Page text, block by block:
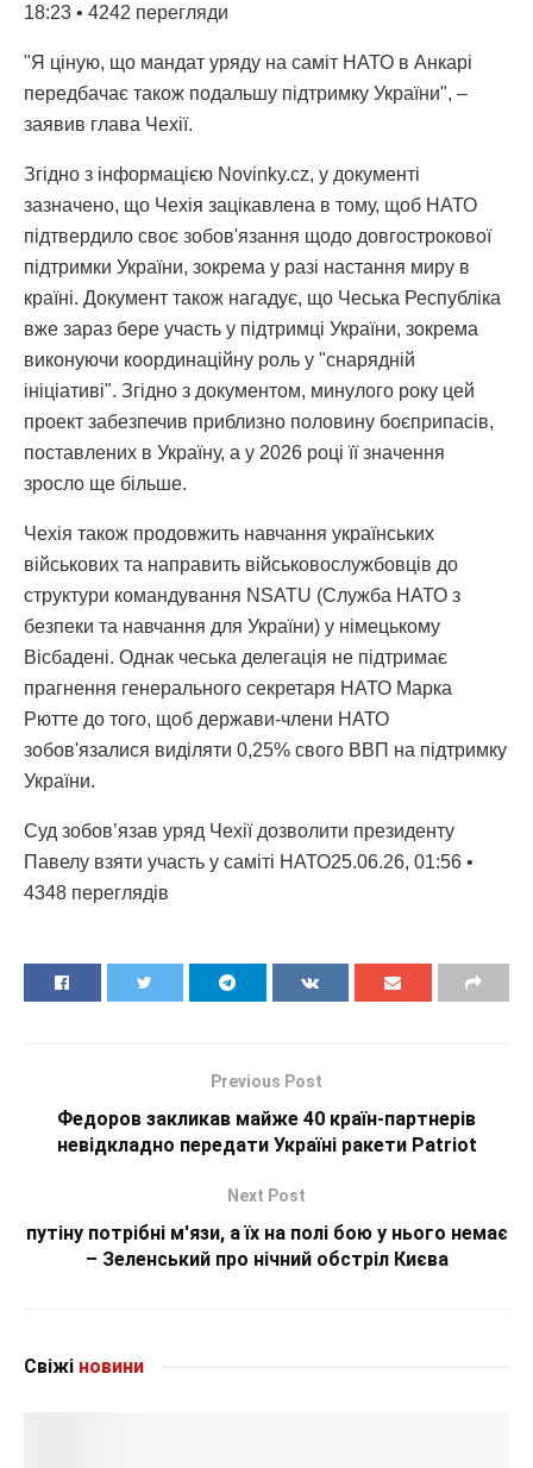
18:23 • 4242 перегляди
"Я ціную, що мандат уряду на саміт НАТО в Анкарі
передбачає також подальшу підтримку України", –
заявив глава Чехії.
Згідно з інформацією Novinky.cz, у документі
зазначено, що Чехія зацікавлена ​​в тому, щоб НАТО
підтвердило своє зобов'язання щодо довгострокової
підтримки України, зокрема у разі настання миру в
країні. Документ також нагадує, що Чеська Республіка
вже зараз бере участь у підтримці України, зокрема
виконуючи координаційну роль у "снарядній
ініціативі". Згідно з документом, минулого року цей
проект забезпечив приблизно половину боєприпасів,
поставлених в Україну, а у 2026 році її значення
зросло ще більше.
Чехія також продовжить навчання українських
військових та направить військовослужбовців до
структури командування NSATU (Служба НАТО з
безпеки та навчання для України) у німецькому
Вісбадені. Однак чеська делегація не підтримає
прагнення генерального секретаря НАТО Марка
Рютте до того, щоб держави-члени НАТО
зобов'язалися виділяти 0,25% свого ВВП на підтримку
України.
Суд зобов’язав уряд Чехії дозволити президенту
Павелу взяти участь у саміті НАТО25.06.26, 01:56 •
4348 переглядiв
Previous Post
Федоров закликав майже 40 країн-партнерів
невідкладно передати Україні ракети Patriot
Next Post
путіну потрібні м'язи, а їх на полі бою у нього немає
– Зеленський про нічний обстріл Києва
Свіжі новини